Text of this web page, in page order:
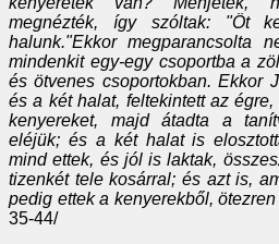
megnézték, így szóltak: "Öt
halunk."Ekkor megparancsolta
mindenkit egy-egy csoportba a
és ötvenes csoportokban. Ekkor
és a két halat, feltekintett az
kenyereket, majd átadta a
eléjük; és a két halat is
mind ettek, és jól is laktak,
tizenkét tele kosárral; és azt is,
pedig ettek a kenyerekből,
35-44/